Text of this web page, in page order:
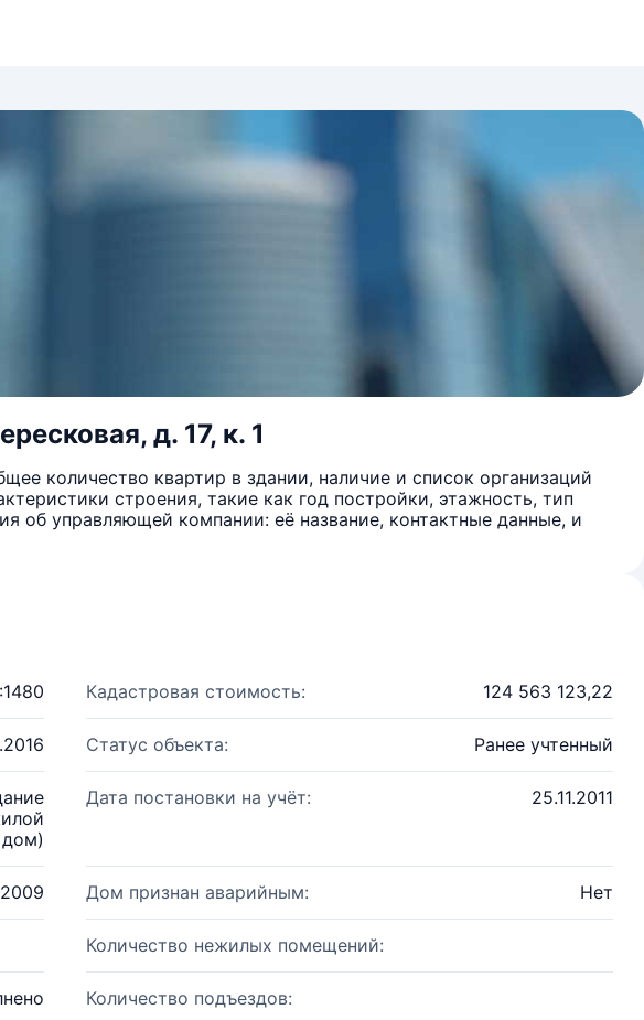
д. 17, к. 1
количество квартир в здании, наличие и список организаций
строения, такие как год постройки, этажность, тип
об управляющей компании: её название, контактные данные, и
Кадастровая стоимость: 124 563 123,22
Статус объекта: Ранее учтенный
дом)
Дата постановки на учёт: 25.11.2011
2009 Дом признан аварийным: Нет
Количество нежилых помещений:
Количество подъездов: